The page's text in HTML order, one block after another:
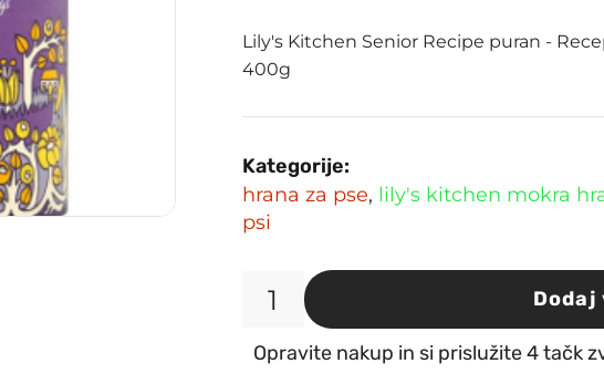
Lily's Kitchen Senior Recipe puran -
400g
Kategorije:
hrana za pse, lily's kitchen mokra
psi
Senior
Dodaj
Opravite nakup in si prislužite 4 tačk